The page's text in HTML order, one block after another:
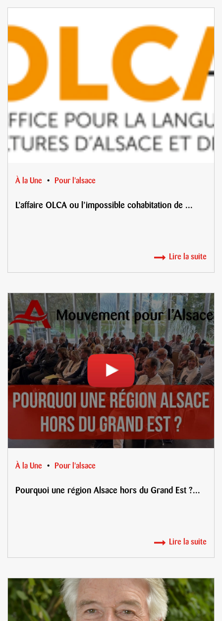
À la Une Pour l'alsace
L’affaire OLCA ou l’impossible cohabitation de ...
Lire la suite
À la Une Pour l'alsace
Pourquoi une région Alsace hors du Grand Est ?...
Lire la suite